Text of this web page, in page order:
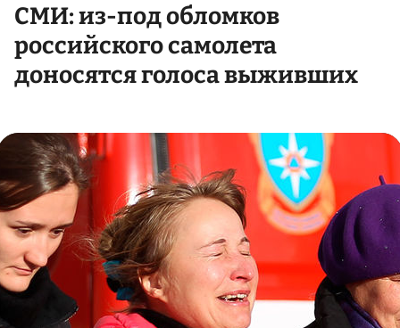
СМИ: из-под обломков
российского самолета
доносятся голоса выживших